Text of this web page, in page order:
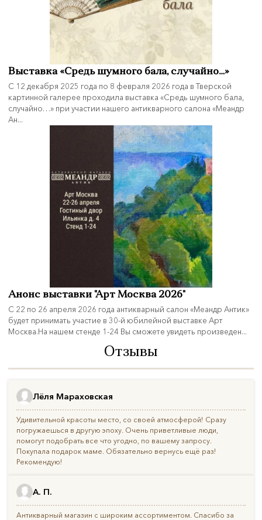
Выставка «Средь шумного бала, случайно…»
С 12 декабря 2025 года по 8 февраля 2026 года в Тверской
картинной галерее проходила выставка «Средь шумного бала,
случайно…» при участии нашего антикварного салона «Меандр
Ан...
Анонс выставки "Арт Москва 2026"
С 22 по 26 апреля 2026 года антикварный салон «Меандр Антик»
будет принимать участие в 30-й юбилейной выставке Арт
Москва.На нашем стенде 1-24 Вы сможете увидеть произведен...
Отзывы
Лёля Мараховская
Удивительной красоты место, со своей атмосферой! Сразу
погружаешься в другую эпоху. Очень приветливые люди,
помогут подобрать все что угодно, по вашему запросу.
Покупала подарок маме. Обязательно вернусь ещё раз!
Рекомендую!
А. П.
Антикварный магазин с широким ассортиментом. Спасибо за